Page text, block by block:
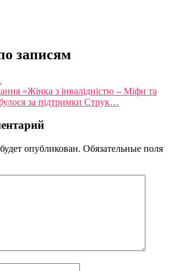
записям
«Жінка з інвалідністю – Міфи та
за підтримки Струк…
опубликован. Обязательные поля